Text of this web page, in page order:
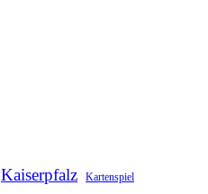
Kaiserpfalz Kartenspiel